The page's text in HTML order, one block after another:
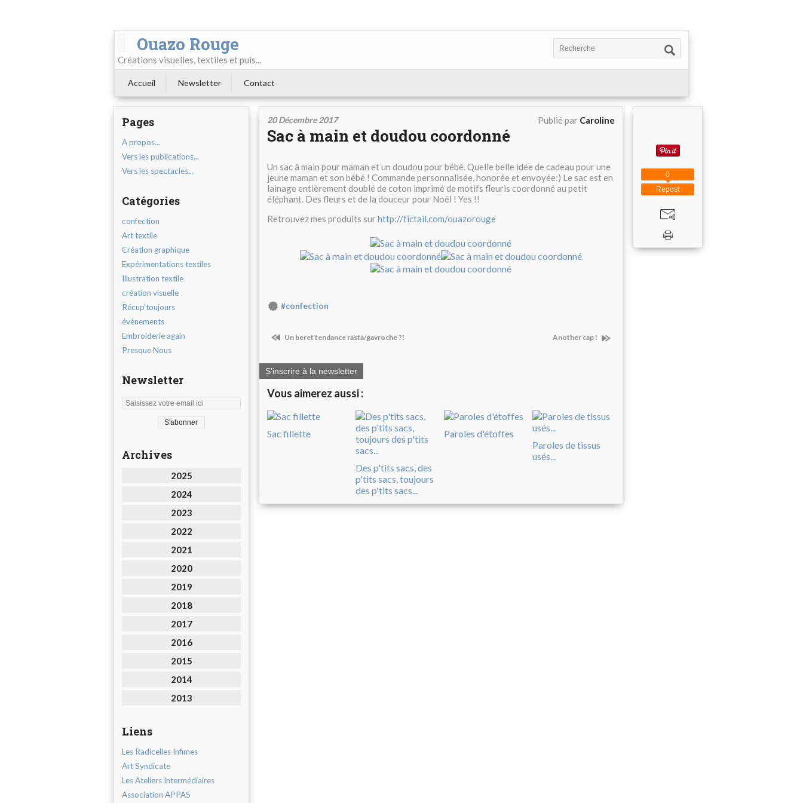
Ouazo Rouge
Créations visuelles, textiles et puis...
Accueil Newsletter Contact
Pages
A propos...
Vers les publications...
Vers les spectacles...
Catégories
confection
Art textile
Création graphique
Expérimentations textiles
Illustration textile
création visuelle
Récup'toujours
évènements
Embroiderie again
Presque Nous
Newsletter
Archives
2025
2024
2023
2022
2021
2020
2019
2018
2017
2016
2015
2014
2013
Liens
Les Radicelles Infimes
Art Syndicate
Les Ateliers Intermédiaires
Association APPAS
20 Décembre 2017 Publié par Caroline
Sac à main et doudou coordonné
Un sac à main pour maman et un doudou pour bébé. Quelle belle idée de cadeau pour une
jeune maman et son bébé ! Commande personnalisée, honorée et envoyée:) Le sac est en
lainage entièrement doublé de coton imprimé de motifs fleuris coordonné au petit
éléphant. Des fleurs et de la douceur pour Noël ! Yes !!
Retrouvez mes produits surhttp://tictail.com/ouazorouge
#confection
Un beret tendance rasta/gavroche ?! Another cap !
S'inscrire à la newsletter
Vous aimerez aussi :
Sac fillette
Des p'tits sacs, des
p'tits sacs, toujours
des p'tits sacs...
Paroles d'étoffes
Paroles de tissus
usés...
Repost
0